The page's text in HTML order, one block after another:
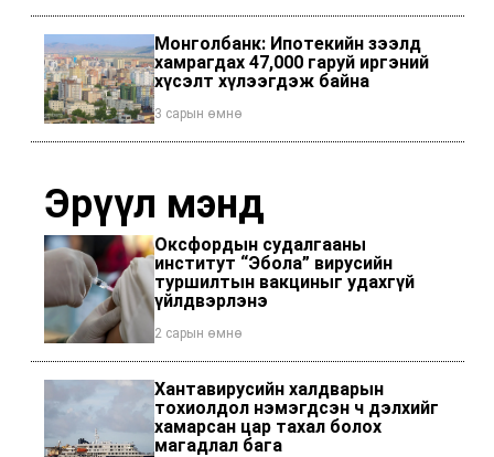
Монголбанк: Ипотекийн зээлд
хамрагдах 47,000 гаруй иргэний
хүсэлт хүлээгдэж байна
3 сарын өмнө
Эрүүл мэнд
Оксфордын судалгааны
институт “Эбола” вирусийн
туршилтын вакциныг удахгүй
үйлдвэрлэнэ
2 сарын өмнө
Хантавирусийн халдварын
тохиолдол нэмэгдсэн ч дэлхийг
хамарсан цар тахал болох
магадлал бага